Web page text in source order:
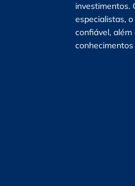
investimentos.
especialistas,
confiável,